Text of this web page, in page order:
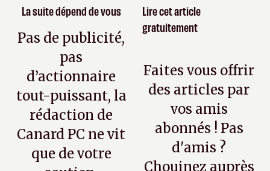
La suite dépend de vous
Pas de publicité,
pas
d’actionnaire
tout-puissant, la
rédaction de
Canard PC ne vit
que de votre
Lire cet article
gratuitement
Faites vous offrir
des articles par
vos amis
abonnés ! Pas
d'amis ?
Chouinez auprès